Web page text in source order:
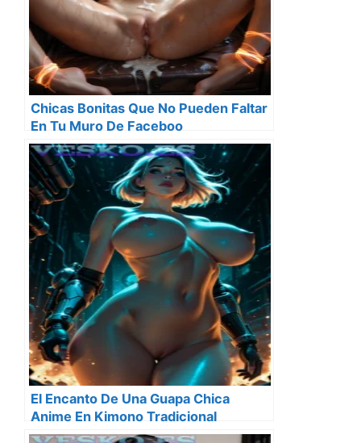
Chicas Bonitas Que No Pueden Faltar
En Tu Muro De Faceboo
El Encanto De Una Guapa Chica
Anime En Kimono Tradicional
Japones